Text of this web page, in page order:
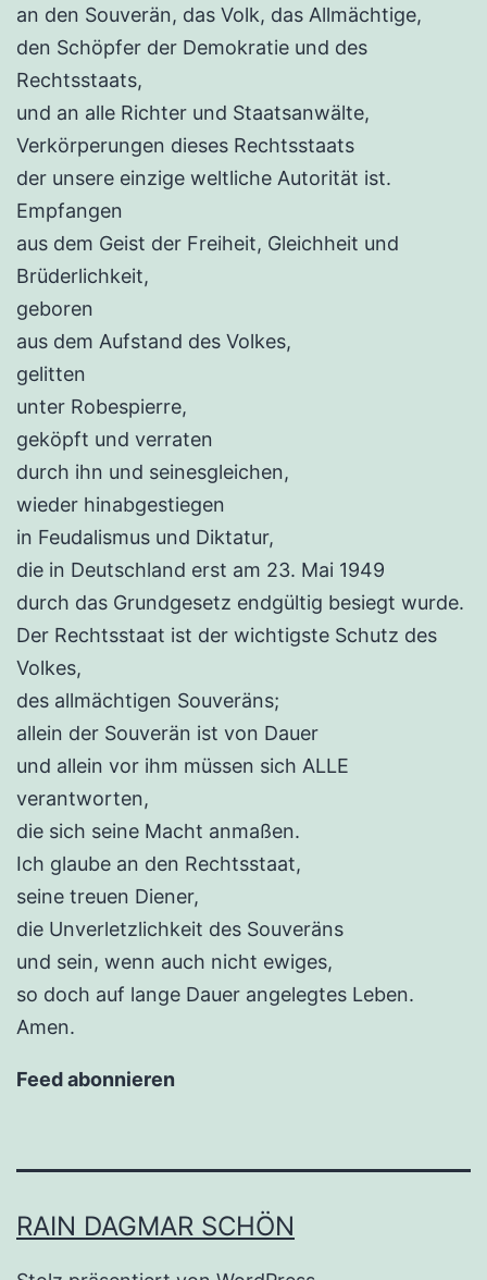
an den Souverän, das Volk, das Allmächtige,
den Schöpfer der Demokratie und des
Rechtsstaats,
und an alle Richter und Staatsanwälte,
Verkörperungen dieses Rechtsstaats
der unsere einzige weltliche Autorität ist.
Empfangen
aus dem Geist der Freiheit, Gleichheit und
Brüderlichkeit,
geboren
aus dem Aufstand des Volkes,
gelitten
unter Robespierre,
geköpft und verraten
durch ihn und seinesgleichen,
wieder hinabgestiegen
in Feudalismus und Diktatur,
die in Deutschland erst am 23. Mai 1949
durch das Grundgesetz endgültig besiegt wurde.
Der Rechtsstaat ist der wichtigste Schutz des
Volkes,
des allmächtigen Souveräns;
allein der Souverän ist von Dauer
und allein vor ihm müssen sich ALLE
verantworten,
die sich seine Macht anmaßen.
Ich glaube an den Rechtsstaat,
seine treuen Diener,
die Unverletzlichkeit des Souveräns
und sein, wenn auch nicht ewiges,
so doch auf lange Dauer angelegtes Leben.
Amen.
Feed abonnieren
RAIN DAGMAR SCHÖN